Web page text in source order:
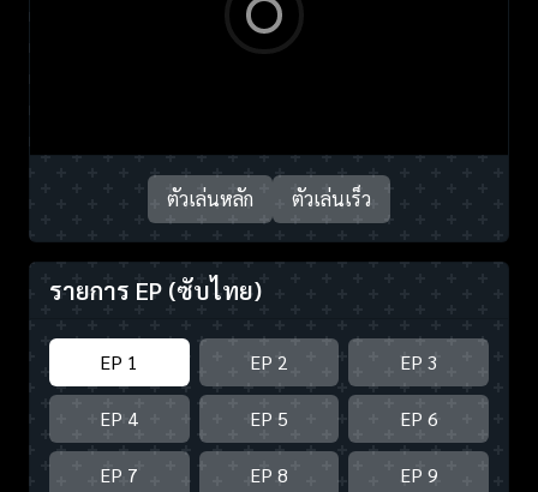
ตัวเล่นหลัก ตัวเล่นเร็ว
รายการ EP (ซับไทย)
EP 1 EP 2 EP 3
EP 4 EP 5 EP 6
EP 7 EP 8 EP 9